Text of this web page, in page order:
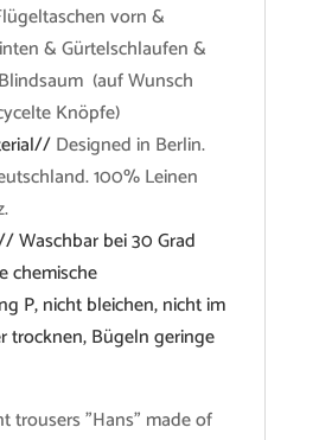
vorn &
& Gürtelschlaufen &
(auf Wunsch
Knöpfe)
Designed in Berlin.
100% Leinen
Waschbar bei 30 Grad
chemische
P, nicht bleichen, nicht im
trocknen, Bügeln geringe
trousers "Hans" made of